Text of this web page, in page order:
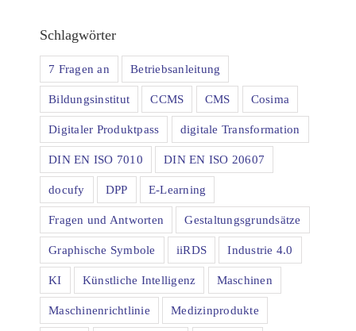
Schlagwörter
7 Fragen an Betriebsanleitung
Bildungsinstitut CCMS CMS Cosima
Digitaler Produktpass digitale Transformation
DIN EN ISO 7010 DIN EN ISO 20607
docufy DPP E-Learning
Fragen und Antworten Gestaltungsgrundsätze
Graphische Symbole iiRDS Industrie 4.0
KI Künstliche Intelligenz Maschinen
Maschinenrichtlinie Medizinprodukte